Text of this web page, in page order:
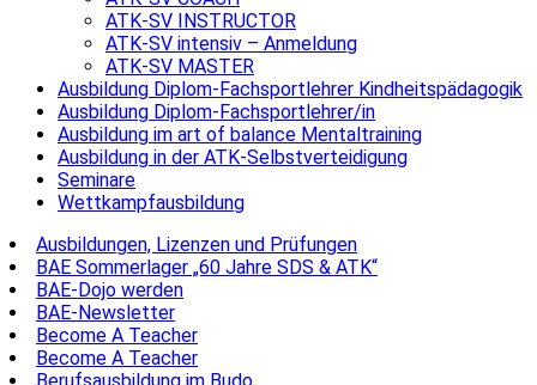
ATK-SV INSTRUCTOR
ATK-SV intensiv – Anmeldung
ATK-SV MASTER
Ausbildung Diplom-Fachsportlehrer Kindheitspädagogik
Ausbildung Diplom-Fachsportlehrer/in
Ausbildung im art of balance Mentaltraining
Ausbildung in der ATK-Selbstverteidigung
Seminare
Wettkampfausbildung
Ausbildungen, Lizenzen und Prüfungen
BAE Sommerlager „60 Jahre SDS & ATK“
BAE-Dojo werden
BAE-Newsletter
Become A Teacher
Become A Teacher
Berufsausbildung im Budo